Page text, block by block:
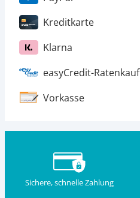
Kreditkarte
Klarna
easyCredit-Ratenkauf
Vorkasse
Sichere, schnelle Zahlung